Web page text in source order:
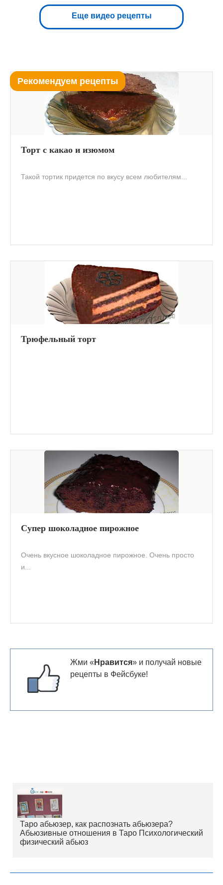
Еще видео рецепты
Рекомендуем рецепты
Торт с какао и изюмом
Такой тортик придется по вкусу всем любителям...
Трюфельный торт
Супер шоколадное пирожное
Очень вкусное шоколадное пирожное. Очень просто
и...
Жми « Нравится» и получай новые
рецепты в Фейсбуке!
Таро абьюзер, как распознать абьюзера?
Абьюзивные отношения в Таро Психологический
физический абьюз